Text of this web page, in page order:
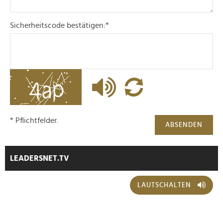
Sicherheitscode bestätigen:*
ABSENDEN
* Pflichtfelder.
LEADERSNET.TV
LAUTSCHALTEN